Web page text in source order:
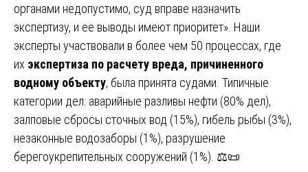
органами недопустимо, суд вправе назначить
экспертизу, и ее выводы имеют приоритет». Наши
эксперты участвовали в более чем 50 процессах, где
их экспертиза по расчету вреда, причиненного
водному объекту, была принята судами. Типичные
категории дел: аварийные разливы нефти (80% дел),
залповые сбросы сточных вод (15%), гибель рыбы (3%),
незаконные водозаборы (1%), разрушение
берегоукрепительных сооружений (1%). ⚖️📜